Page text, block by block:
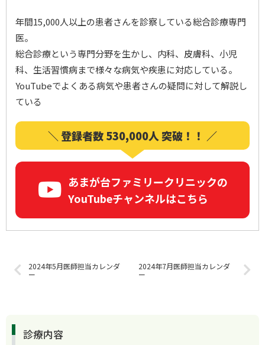
年間15,000人以上の患者さんを診察している総合診療専門
医。
総合診療という専門分野を生かし、内科、皮膚科、小児
科、生活習慣病まで様々な病気や疾患に対応している。
YouTubeでよくある病気や患者さんの疑問に対して解説し
ている
＼ 登録者数 530,000人 突破！！ ／
あまが台ファミリークリニックの
YouTubeチャンネルはこちら
2024年5月医師担当カレンダ
ー
2024年7月医師担当カレンダ
ー
診療内容